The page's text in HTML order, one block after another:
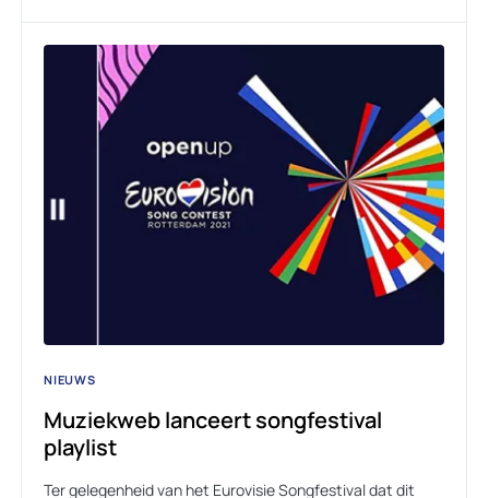
NIEUWS
Muziekweb lanceert songfestival
playlist
Ter gelegenheid van het Eurovisie Songfestival dat dit